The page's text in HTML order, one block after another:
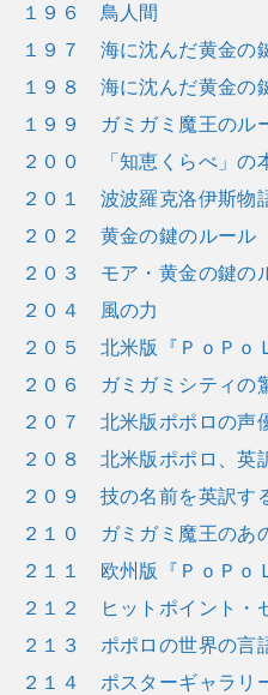
１９６ 鳥人間
１９７ 海に沈んだ黄金の
１９８ 海に沈んだ黄金の
１９９ ガミガミ魔王のル
２００ 「知恵くらべ」の
２０１ 波波羅克洛伊斯物
２０２ 黄金の鍵のルール
２０３ モア・黄金の鍵の
２０４ 風の力
２０５ 北米版『ＰｏＰｏ
２０６ ガミガミシティの
２０７ 北米版ポポロの声
２０８ 北米版ポポロ、英
２０９ 技の名前を英訳す
２１０ ガミガミ魔王のあ
２１１ 欧州版『ＰｏＰｏ
２１２ ヒットポイント・
２１３ ポポロの世界の言
２１４ ポスターギャラリ